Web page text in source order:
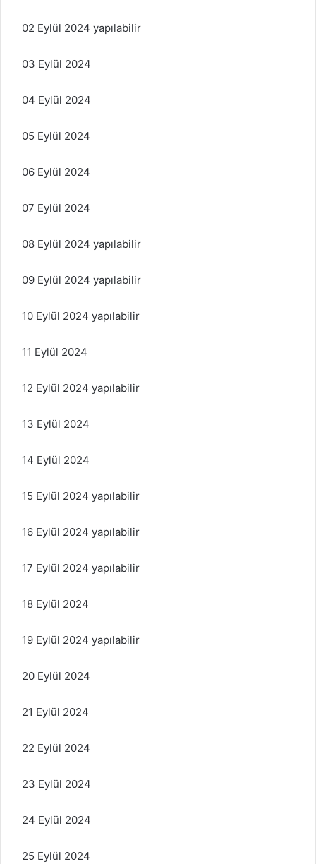
02 Eylül 2024 yapılabilir
03 Eylül 2024
04 Eylül 2024
05 Eylül 2024
06 Eylül 2024
07 Eylül 2024
08 Eylül 2024 yapılabilir
09 Eylül 2024 yapılabilir
10 Eylül 2024 yapılabilir
11 Eylül 2024
12 Eylül 2024 yapılabilir
13 Eylül 2024
14 Eylül 2024
15 Eylül 2024 yapılabilir
16 Eylül 2024 yapılabilir
17 Eylül 2024 yapılabilir
18 Eylül 2024
19 Eylül 2024 yapılabilir
20 Eylül 2024
21 Eylül 2024
22 Eylül 2024
23 Eylül 2024
24 Eylül 2024
25 Eylül 2024